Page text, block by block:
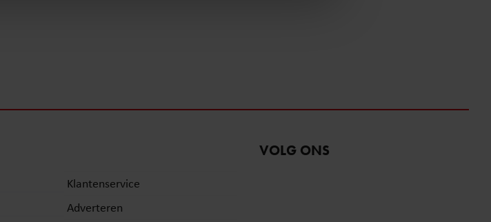
Klantenservice
Adverteren
VOLG ONS